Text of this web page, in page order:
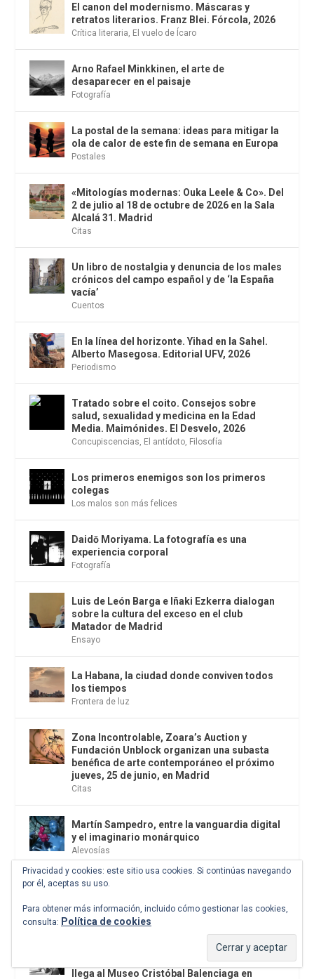
El canon del modernismo. Máscaras y
retratos literarios. Franz Blei. Fórcola, 2026
Crítica literaria, El vuelo de Ícaro
Arno Rafael Minkkinen, el arte de
desaparecer en el paisaje
Fotografía
La postal de la semana: ideas para mitigar la
ola de calor de este fin de semana en Europa
Postales
«Mitologías modernas: Ouka Leele & Co». Del
2 de julio al 18 de octubre de 2026 en la Sala
Alcalá 31. Madrid
Citas
Un libro de nostalgia y denuncia de los males
crónicos del campo español y de ‘la España
vacía’
Cuentos
En la línea del horizonte. Yihad en la Sahel.
Alberto Masegosa. Editorial UFV, 2026
Periodismo
Tratado sobre el coito. Consejos sobre
salud, sexualidad y medicina en la Edad
Media. Maimónides. El Desvelo, 2026
Concupiscencias, El antídoto, Filosofía
Los primeros enemigos son los primeros
colegas
Los malos son más felices
Daidō Moriyama. La fotografía es una
experiencia corporal
Fotografía
Luis de León Barga e Iñaki Ezkerra dialogan
sobre la cultura del exceso en el club
Matador de Madrid
Ensayo
La Habana, la ciudad donde conviven todos
los tiempos
Frontera de luz
Zona Incontrolable, Zoara’s Auction y
Fundación Unblock organizan una subasta
benéfica de arte contemporáneo el próximo
jueves, 25 de junio, en Madrid
Citas
Martín Sampedro, entre la vanguardia digital
y el imaginario monárquico
Alevosías
«La Gran transformación global», de Branko
Ensayo
Georges Dambier y la revolución de la
mirada. La edad dorada de la alta costura
llega al Museo Cristóbal Balenciaga en
Privacidad y cookies: este sitio usa cookies. Si continúas navegando
por él, aceptas su uso.
Para obtener más información, incluido cómo gestionar las cookies,
consulta: Política de cookies